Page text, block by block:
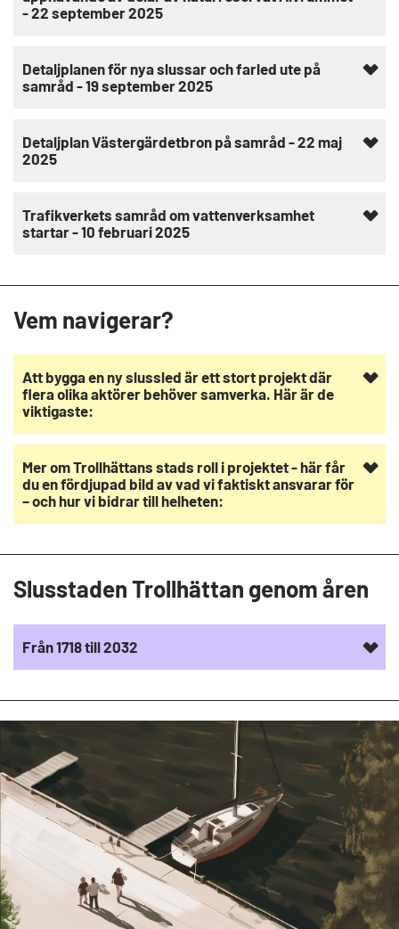
- 22 september 2025
Detaljplanen för nya slussar och farled ute på
samråd - 19 september 2025
Detaljplan Västergärdetbron på samråd - 22 maj
2025
Trafikverkets samråd om vattenverksamhet
startar - 10 februari 2025
Vem navigerar?
Att bygga en ny slussled är ett stort projekt där
flera olika aktörer behöver samverka. Här är de
viktigaste:
Mer om Trollhättans stads roll i projektet - här får
du en fördjupad bild av vad vi faktiskt ansvarar för
– och hur vi bidrar till helheten:
Slusstaden Trollhättan genom åren
Från 1718 till 2032